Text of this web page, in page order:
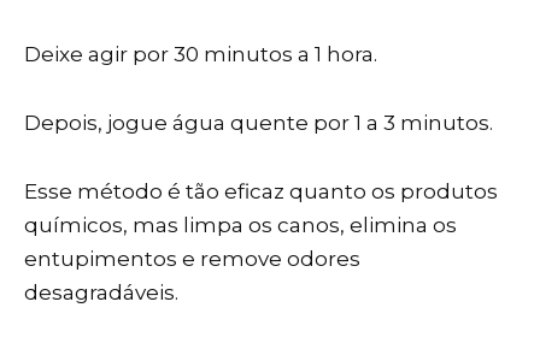
Deixe agir por 30 minutos a 1 hora.
Depois, jogue água quente por 1 a 3 minutos.
Esse método é tão eficaz quanto os produtos
químicos, mas limpa os canos, elimina os
entupimentos e remove odores
desagradáveis.